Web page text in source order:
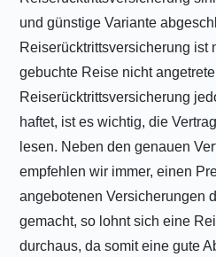
und günstige Variante
Reiserücktrittsversicherung ist
gebuchte Reise nicht
Reiserücktrittsversicherung
haftet, ist es wichtig, die
lesen. Neben den genauen
empfehlen wir immer, einen
angebotenen Versicherungen
gemacht, so lohnt sich eine
durchaus, da somit eine gute